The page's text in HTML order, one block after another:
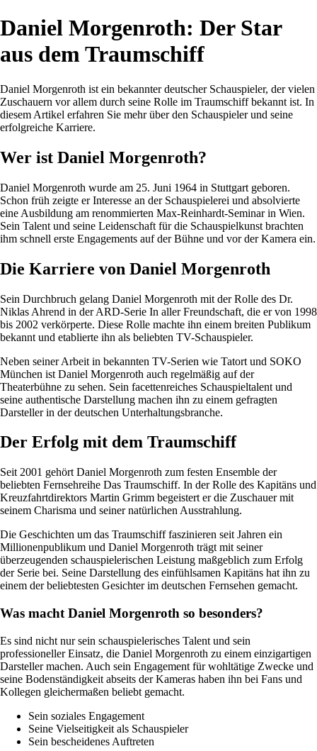
Daniel Morgenroth: Der Star
aus dem Traumschiff
Daniel Morgenroth ist ein bekannter deutscher Schauspieler, der vielen
Zuschauern vor allem durch seine Rolle im Traumschiff bekannt ist. In
diesem Artikel erfahren Sie mehr über den Schauspieler und seine
erfolgreiche Karriere.
Wer ist Daniel Morgenroth?
Daniel Morgenroth wurde am 25. Juni 1964 in Stuttgart geboren.
Schon früh zeigte er Interesse an der Schauspielerei und absolvierte
eine Ausbildung am renommierten Max-Reinhardt-Seminar in Wien.
Sein Talent und seine Leidenschaft für die Schauspielkunst brachten
ihm schnell erste Engagements auf der Bühne und vor der Kamera ein.
Die Karriere von Daniel Morgenroth
Sein Durchbruch gelang Daniel Morgenroth mit der Rolle des Dr.
Niklas Ahrend in der ARD-Serie In aller Freundschaft, die er von 1998
bis 2002 verkörperte. Diese Rolle machte ihn einem breiten Publikum
bekannt und etablierte ihn als beliebten TV-Schauspieler.
Neben seiner Arbeit in bekannten TV-Serien wie Tatort und SOKO
München ist Daniel Morgenroth auch regelmäßig auf der
Theaterbühne zu sehen. Sein facettenreiches Schauspieltalent und
seine authentische Darstellung machen ihn zu einem gefragten
Darsteller in der deutschen Unterhaltungsbranche.
Der Erfolg mit dem Traumschiff
Seit 2001 gehört Daniel Morgenroth zum festen Ensemble der
beliebten Fernsehreihe Das Traumschiff. In der Rolle des Kapitäns und
Kreuzfahrtdirektors Martin Grimm begeistert er die Zuschauer mit
seinem Charisma und seiner natürlichen Ausstrahlung.
Die Geschichten um das Traumschiff faszinieren seit Jahren ein
Millionenpublikum und Daniel Morgenroth trägt mit seiner
überzeugenden schauspielerischen Leistung maßgeblich zum Erfolg
der Serie bei. Seine Darstellung des einfühlsamen Kapitäns hat ihn zu
einem der beliebtesten Gesichter im deutschen Fernsehen gemacht.
Was macht Daniel Morgenroth so besonders?
Es sind nicht nur sein schauspielerisches Talent und sein
professioneller Einsatz, die Daniel Morgenroth zu einem einzigartigen
Darsteller machen. Auch sein Engagement für wohltätige Zwecke und
seine Bodenständigkeit abseits der Kameras haben ihn bei Fans und
Kollegen gleichermaßen beliebt gemacht.
Sein soziales Engagement
Seine Vielseitigkeit als Schauspieler
Sein bescheidenes Auftreten